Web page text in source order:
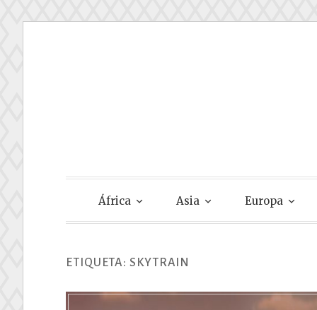
Gastando
África Asia Europa
ETIQUETA:SKYTRAIN